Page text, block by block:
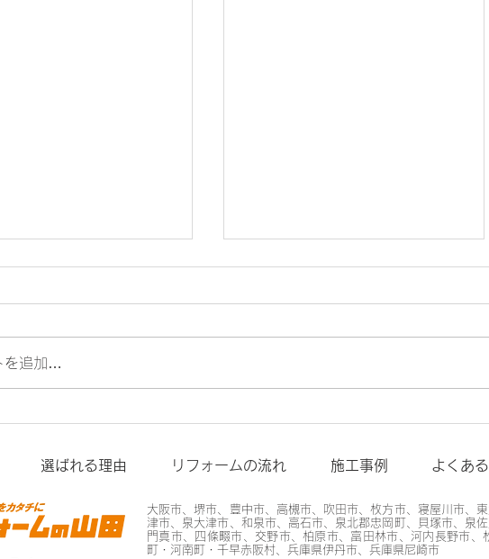
に造作ドアと防護柵
を追加…
選ばれる理由 リフォームの流れ 施工事例 よくあ
大阪市、堺市、豊中市、高槻市、吹田市、枚方市、寝屋川市、
津市、泉大津市、和泉市、高石市、泉北郡忠岡町、貝塚市、泉
門真市、四條畷市、交野市、柏原市、富田林市、河内長野市
町・河南町・千早赤阪村、兵庫県伊丹市、兵庫県尼崎市